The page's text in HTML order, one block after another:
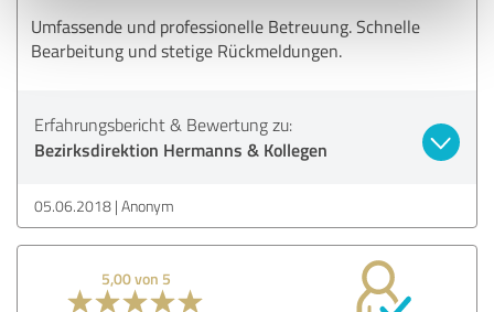
Umfassende und professionelle Betreuung. Schnelle
Bearbeitung und stetige Rückmeldungen.
Erfahrungsbericht & Bewertung zu:
Bezirksdirektion Hermanns & Kollegen
05.06.2018 Anonym
5,00 von 5